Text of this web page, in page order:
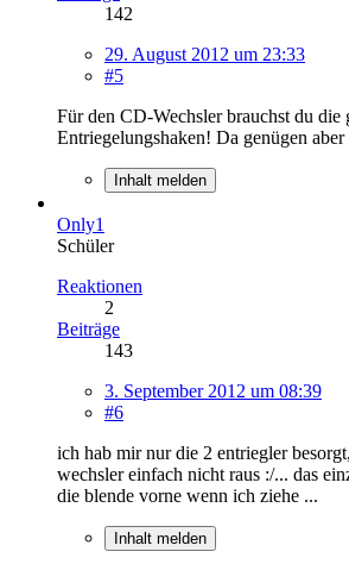
142
29. August 2012 um 23:33
#5
Für den CD-Wechsler brauchst du die
Entriegelungshaken! Da genügen
Inhalt melden
Only1
Schüler
Reaktionen
2
Beiträge
143
3. September 2012 um 08:39
#6
ich hab mir nur die 2 entriegler
wechsler einfach nicht raus :/... das
die blende vorne wenn ich ziehe ...
Inhalt melden